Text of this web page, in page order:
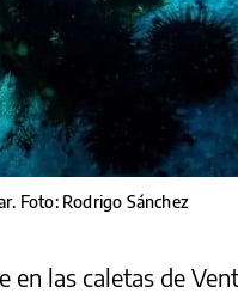
Foto: Rodrigo Sánchez
en las caletas de